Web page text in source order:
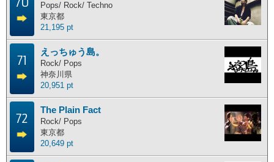
Pops/ Rock/ Techno
東京都
21,195 pt
71
えっちゅう島。
Rock/ Pops
神奈川県
20,951 pt
72
The Plain Fact
Rock/ Pops
東京都
20,649 pt